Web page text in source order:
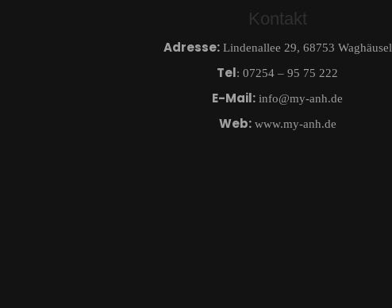
Kontakt
Adresse:Lindenallee 29, 68753 Waghäusel
Tel: 07254 – 95 75 222
E-Mail: info@my-anh.de
Web:www.my-anh.de